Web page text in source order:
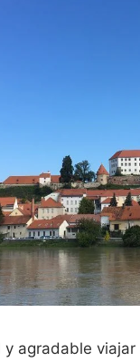
y agradable